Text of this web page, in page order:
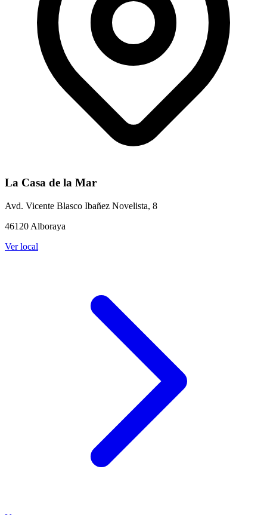
La Casa de la Mar
Avd. Vicente Blasco Ibañez Novelista, 8
46120 Alboraya
Ver local